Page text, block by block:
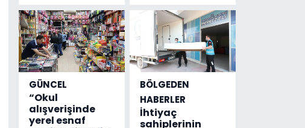
GÜNCEL
“Okul
alışverişinde
yerel esnaf
BÖLGEDEN
HABERLER
İhtiyaç
sahiplerinin